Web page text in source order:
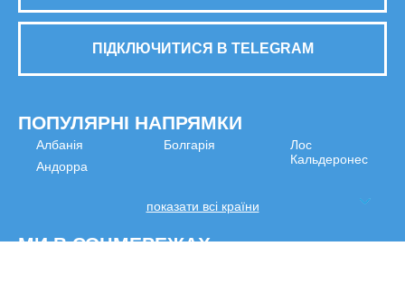
ПІДКЛЮЧИТИСЯ В TELEGRAM
ПОПУЛЯРНІ НАПРЯМКИ
Албанія
Андорра
Болгарія
Лос
Кальдеронес
показати всі країни
МИ В СОЦМЕРЕЖАХ